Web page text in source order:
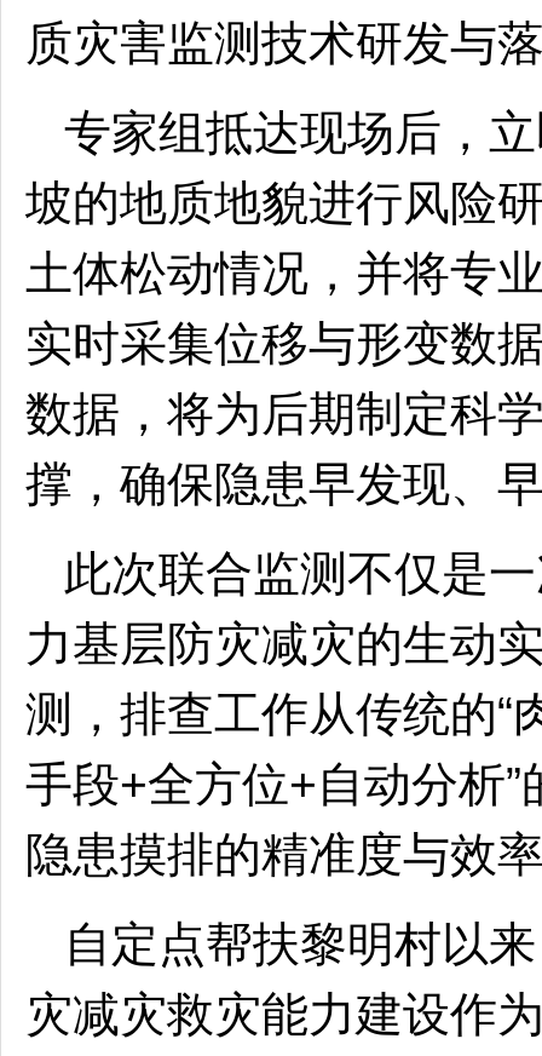
质灾害监测技术研发与
专家组抵达现场后，
坡的地质地貌进行风险
土体松动情况，并将专
实时采集位移与形变数
数据，将为后期制定科
撑，确保隐患早发现、
此次联合监测不仅是
力基层防灾减灾的生动
测，排查工作从传统的“
手段+全方位+自动分析
隐患摸排的精准度与效
自定点帮扶黎明村以
灾减灾救灾能力建设作